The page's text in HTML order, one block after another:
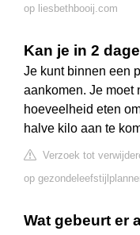
op liesbethbooij.com
Kan je in 2
Je kunt binnen een
aankomen. Je moet
hoeveelheid eten
halve kilo aan te
Verzoek tot
op
Wat gebeurt er